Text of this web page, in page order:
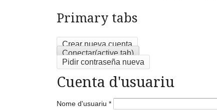
Primary tabs
Crear nueva cuenta
Conectar(active tab)
Pidir contraseña nueva
Cuenta d'usuariu
Nome d'usuariu *